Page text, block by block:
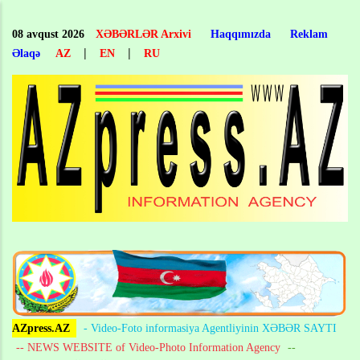
main
content
08 avqust 2026 XƏBƏRLƏR Arxivi Haqqımızda
Reklam
Əlaqə
AZ | EN | RU
AZpress.AZ
- Video-Foto informasiya Agentliyinin XƏBƏR SAYTI
-- NEWS WEBSITE of Video-Photo Information Agency --